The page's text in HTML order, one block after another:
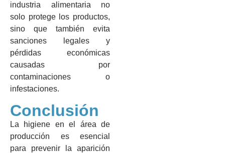
industria alimentaria no
solo protege los productos,
sino que también evita
sanciones legales y
pérdidas económicas
causadas por
contaminaciones o
infestaciones.
Conclusión
La higiene en el área de
producción es esencial
para prevenir la aparición